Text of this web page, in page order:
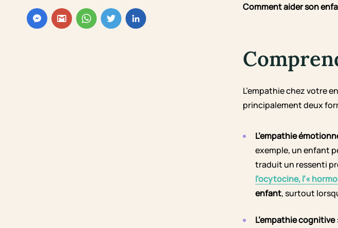
Comment aider son
L’empathie chez votre
principalement deux
L’empathie
exemple, un enfant
traduit un ressenti
l’ocytocine, l’«
enfant, surtout
L’empathie cognitive